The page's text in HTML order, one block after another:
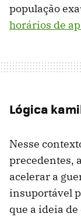
população
horários de
Lógica
Nesse
precedentes,
acelerar a
insuportável
que a ideia